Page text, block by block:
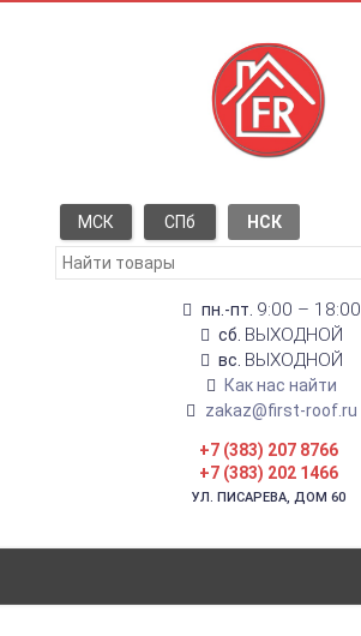
МСК СПб НСК
пн.-пт. 9:00 – 18:00
сб. ВЫХОДНОЙ
вс. ВЫХОДНОЙ
Как нас найти
zakaz@first-roof.ru
+7 (383) 207 8766
+7 (383) 202 1466
УЛ. ПИСАРЕВА, ДОМ 60